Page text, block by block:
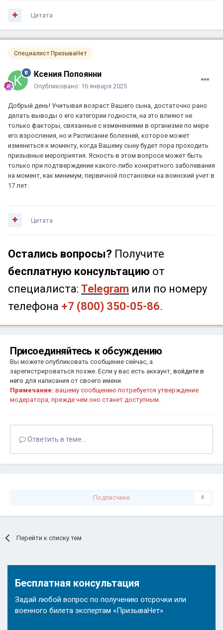
Цитата
Специалист ПризываНет
Ксения Попоянни
Опубликовано: 16 января 2025
Добрый день! Учитывая возраст Вашего сына, достаточно рано
делать выводы о его категории годности, на это влияют не
только факторы, связанные с изменениями в организме по мере
его взросления, но и Расписание болезней, которое может
измениться к моменту, когда Вашему сыну будет пора проходить
призывные мероприятия. Ясность в этом вопросе может быть
только при подтверждении какого-либо конкретного заболевания
на момент, как минимум, первичной постановки на воинский учет в
17 лет.
Цитата
Остались вопросы? Получите
бесплатную консультацию от
специалиста: Telegram или по номеру
телефона +7 (800) 350-05-86.
Присоединяйтесь к обсуждению
Вы можете опубликовать сообщение сейчас, а
зарегистрироваться позже. Если у вас есть аккаунт, войдите в
него для написания от своего имени.
Примечание: вашему сообщению потребуется утверждение
модератора, прежде чем оно станет доступным.
Ответить в теме...
Подписчики 0
Перейти к списку тем
Бесплатная консультация
Задай любой вопрос по получению отсрочки или
военного билета экспертам «ПризываНет»